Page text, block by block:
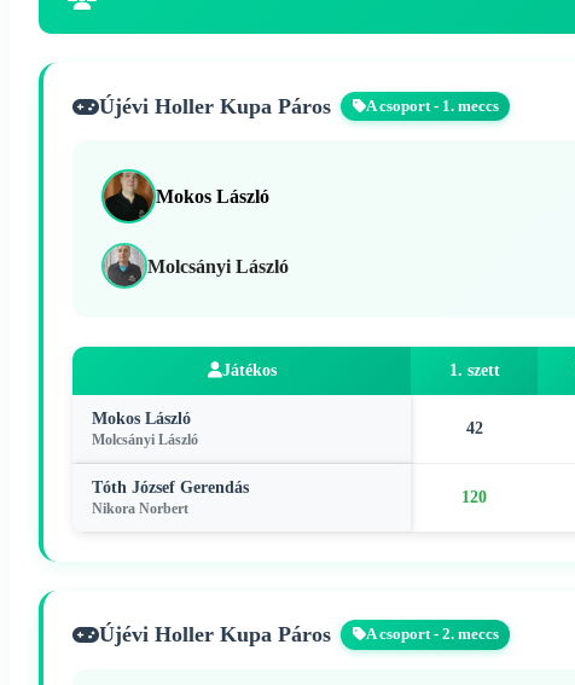
Újévi Holler Kupa Páros A csoport - 1. meccs
Mokos László
Molcsányi László
Játékos 1. szett
Mokos László
Molcsányi László
42
Tóth József Gerendás
Nikora Norbert
120
Újévi Holler Kupa Páros A csoport - 2. meccs